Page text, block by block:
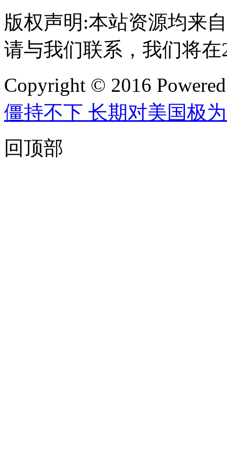
版权声明:本站资源均来
请与我们联系，我们将
Copyright © 2016
僵持不下 长期对美国极
回顶部